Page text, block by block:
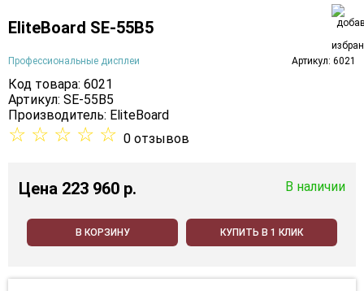
EliteBoard SE-55B5
Профессиональные дисплеи Артикул: 6021
Код товара: 6021
Артикул: SE-55B5
Производитель: EliteBoard
☆ ☆ ☆ ☆ ☆ 0 отзывов
Цена 223 960 p. В наличии
В КОРЗИНУ КУПИТЬ В 1 КЛИК